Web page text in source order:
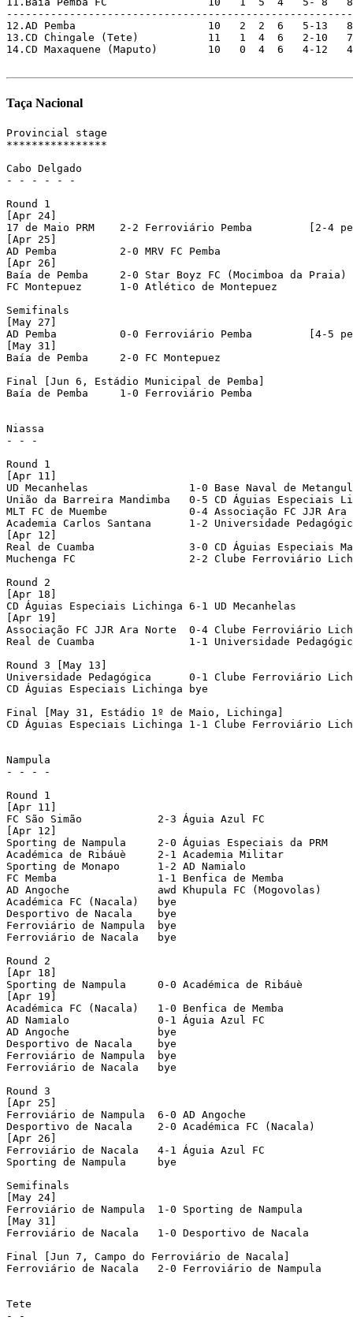
-------------------------------------------------------
12.AD Pemba                     10   2  2  6   5-13
13.CD Chingale (Tete)           11   1  4  6   2-10   7
14.CD Maxaquene (Maputo)        10   0  4  6   4-12
Taça Nacional
Provincial stage
****************
Cabo Delgado
- - - - - -
Round 1
[Apr 24]
17 de Maio PRM	  2-2 Ferroviário Pemba 	[2-4 pen]
[Apr 25]
AD Pemba	  2-0 MRV FC Pemba
[Apr 26]
Baía de Pemba     2-0 Star Boyz FC (Mocimboa da Praia)
FC Montepuez	  1-0 Atlético de Montepuez
Semifinals
[May 27]
AD Pemba	  0-0 Ferroviário Pemba 	[4-5 pen]
[May 31]
Baía de Pemba     2-0 FC Montepuez
Final [Jun 6, Estádio Municipal de Pemba]
Baía de Pemba     1-0 Ferroviário Pemba
Niassa
- - -
Round 1
[Apr 11]
UD Mecanhelas		     1-0 Base Naval de Metangula
União da Barreira Mandimba   0-5 CD Águias Especiais
MLT FC de Muembe 	     0-4 Associação FC JJR Ara Norte
Academia Carlos Santana      1-2 Universidade
[Apr 12]
Real de Cuamba		     3-0 CD Águias Especiais Marrupa
Muchenga FC		     2-2 Clube Ferroviário Lichinga	[2-3 pen]
Round 2
[Apr 18]
CD Águias Especiais Lichinga 6-1 UD Mecanhelas
[Apr 19]
Associação FC JJR Ara Norte  0-4 Clube Ferroviário
Real de Cuamba		     1-1 Universidade Pedagógica	[6-7 pen]
Round 3 [May 13]
Universidade Pedagógica	     0-1 Clube Ferroviário Lichinga
CD Águias Especiais Lichinga bye
Final [May 31, Estádio 1º de Maio, Lichinga]
CD Águias Especiais Lichinga 1-1 Clube Ferroviário Lichinga
Nampula
- - - -
Round 1
[Apr 11]
FC São Simão		2-3 Águia Azul FC
[Apr 12]
Sporting de Nampula	2-0 Águias Especiais da PRM
Académica de Ribáuè     2-1 Academia Militar
Sporting de Monapo	1-2 AD Namialo
FC Memba		1-1 Benfica de Memba		[2-4 pen]
AD Angoche		awd Khupula FC (Mogovolas)	[3-0 awarded; Khupula dns]
Académica FC (Nacala)	bye
Desportivo de Nacala	bye
Ferroviário de Nampula  bye
Ferroviário de Nacala   bye
Round 2
[Apr 18]
Sporting de Nampula	0-0 Académica de Ribáuè     	[1-0 pen]
[Apr 19]
Académica FC (Nacala)	1-0 Benfica de Memba
AD Namialo		0-1 Águia Azul FC
AD Angoche		bye
Desportivo de Nacala	bye
Ferroviário de Nampula  bye
Ferroviário de Nacala   bye
Round 3
[Apr 25]
Ferroviário de Nampula  6-0 AD Angoche
Desportivo de Nacala	2-0 Académica FC (Nacala)
[Apr 26]
Ferroviário de Nacala   4-1 Águia Azul FC
Sporting de Nampula	bye
Semifinals
[May 24]
Ferroviário de Nampula  1-0 Sporting de Nampula
[May 31]
Ferroviário de Nacala   1-0 Desportivo de Nacala
Final [Jun 7, Campo do Ferroviário de Nacala]
Ferroviário de Nacala   2-0 Ferroviário de Nampula
Tete
- -